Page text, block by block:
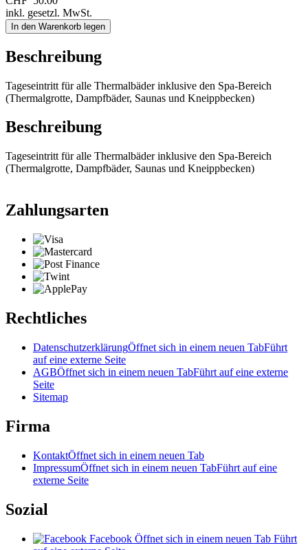
inkl. gesetzl. MwSt.
In den Warenkorb legen
Beschreibung
Tageseintritt für alle Thermalbäder inklusive den Spa-Bereich
(Thermalgrotte, Dampfbäder, Saunas und Kneippbecken)
Beschreibung
Tageseintritt für alle Thermalbäder inklusive den Spa-Bereich
(Thermalgrotte, Dampfbäder, Saunas und Kneippbecken)
Zahlungsarten
Rechtliches
DatenschutzerklärungÖffnet sich in einem neuen TabFührt
auf eine externe Seite
AGBÖffnet sich in einem neuen TabFührt auf eine externe
Seite
Sitemap
Firma
KontaktÖffnet sich in einem neuen Tab
ImpressumÖffnet sich in einem neuen TabFührt auf eine
externe Seite
Sozial
Facebook Öffnet sich in einem neuen Tab Führt